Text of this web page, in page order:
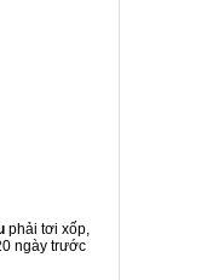
phải tơi xốp,
ngày trước